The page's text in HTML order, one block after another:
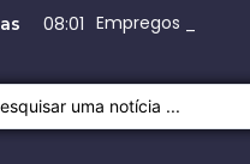
08:01 Empregos em
Crise migratória
Projeto de Lei
Operação
Produção do